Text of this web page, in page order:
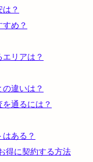
？
め？
リアは？
違いは？
通るには？
はある？
得に契約する方法